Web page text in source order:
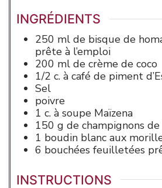
INGRÉDIENTS
250 ml de bisque de
prête à l’emploi
200 ml de crème de coco
1/2 c. à café de piment
Sel
poivre
1 c. à soupe Maïzena
150 g de champignons de
1 boudin blanc aux
6 bouchées feuilletées
INSTRUCTIONS